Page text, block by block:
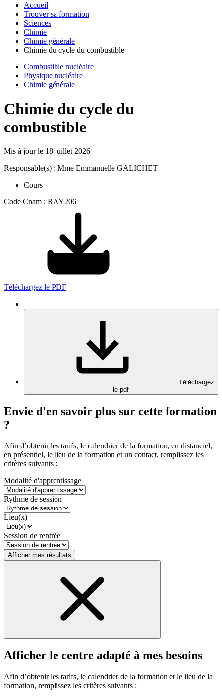
Accueil
Trouver sa formation
Sciences
Chimie
Chimie générale
Chimie du cycle du combustible
Combustible nucléaire
Physique nucléaire
Chimie générale
Chimie du cycle du
combustible
Mis à jour le 18 juillet 2026
Responsable(s) : Mme Emmanuelle GALICHET
Cours
Code Cnam : RAY206
Téléchargez le PDF
Téléchargez
le pdf
Envie d'en savoir plus sur cette formation
?
Afin d’obtenir les tarifs, le calendrier de la formation, en distanciel,
en présentiel, le lieu de la formation et un contact, remplissez les
critères suivants :
Modalité d'apprentissage
Rythme de session
Lieu(x)
Session de rentrée
Afficher mes résultats
Afficher le centre adapté à mes besoins
Afin d’obtenir les tarifs, le calendrier de la formation et le lieu de la
formation, remplissez les critères suivants :